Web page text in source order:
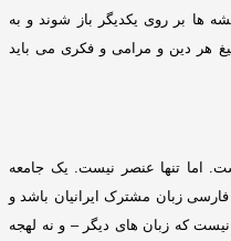
ها بر روی یکدیگر باز شوند و به
هر دین و مرامی و فکری می باید
اما تنها عنصر نیست
یک جامعه
زبان مشترک ایرانیان باشد و
نیست که زبان های دیگر – و نه لهجه